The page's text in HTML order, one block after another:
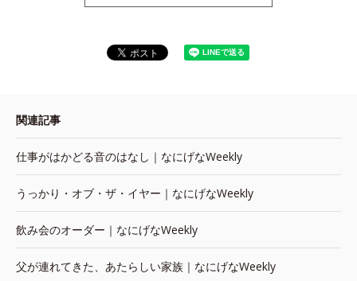
関連記事
仕事がはかどる音のはなし｜なにげなWeekly
うっかり・オブ・ザ・イヤー｜なにげなWeekly
飲み会のオーダー｜なにげなWeekly
父が連れてきた、あたらしい家族｜なにげなWeekly